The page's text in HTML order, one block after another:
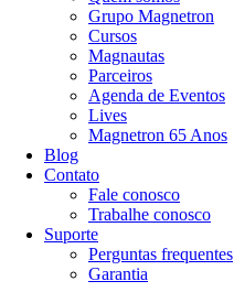
Grupo Magnetron
Cursos
Magnautas
Parceiros
Agenda de Eventos
Lives
Magnetron 65 Anos
Blog
Contato
Fale conosco
Trabalhe conosco
Suporte
Perguntas frequentes
Garantia